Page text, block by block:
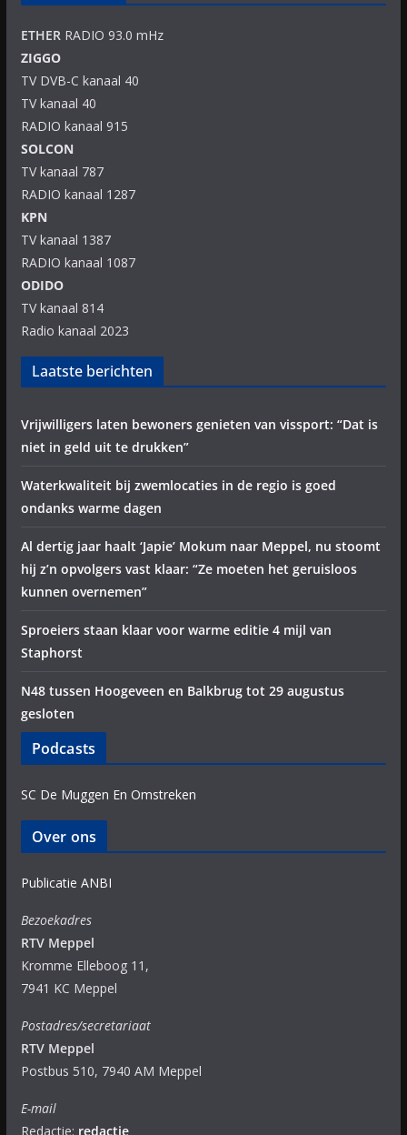
ETHERRADIO 93.0 mHz
ZIGGO
TV DVB-C kanaal 40
TV kanaal 40
RADIO kanaal 915
SOLCON
TV kanaal 787
RADIO kanaal 1287
KPN
TV kanaal 1387
RADIO kanaal 1087
ODIDO
TV kanaal 814
Radio kanaal 2023
Laatste berichten
Vrijwilligers laten bewoners genieten van vissport: “Dat is
niet in geld uit te drukken”
Waterkwaliteit bij zwemlocaties in de regio is goed
ondanks warme dagen
Al dertig jaar haalt ‘Japie’ Mokum naar Meppel, nu stoomt
hij z’n opvolgers vast klaar: “Ze moeten het geruisloos
kunnen overnemen”
Sproeiers staan klaar voor warme editie 4 mijl van
Staphorst
N48 tussen Hoogeveen en Balkbrug tot 29 augustus
gesloten
Podcasts
SC De Muggen En Omstreken
Over ons
Publicatie ANBI
Bezoekadres
RTV Meppel
Kromme Elleboog 11,
7941 KC Meppel
Postadres/secretariaat
RTV Meppel
Postbus 510, 7940 AM Meppel
E-mail
Redactie: redactie